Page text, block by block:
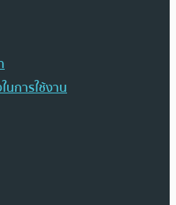
นการใช้งาน